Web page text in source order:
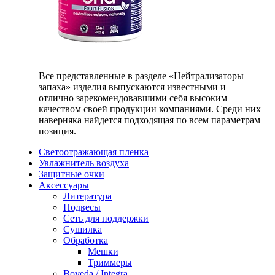
Все представленные в разделе «Нейтрализаторы
запаха» изделия выпускаются известными и
отлично зарекомендовавшими себя высоким
качеством своей продукции компаниями. Среди них
наверняка найдется подходящая по всем параметрам
позиция.
Светоотражающая пленка
Увлажнитель воздуха
Защитные очки
Аксессуары
Литература
Подвесы
Сеть для поддержки
Сушилка
Обработка
Мешки
Триммеры